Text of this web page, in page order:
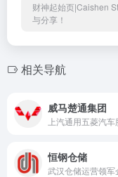
财神起始页|Caishen
与分享！
相关导航
威马楚通集团
恒钢仓储
武汉仓储运营领军